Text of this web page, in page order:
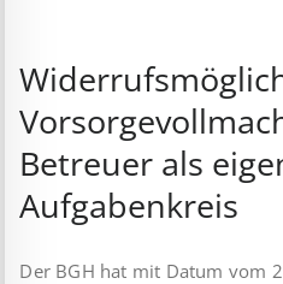
Betreuer als
Aufgabenkreis
Der BGH hat mit Datum vom